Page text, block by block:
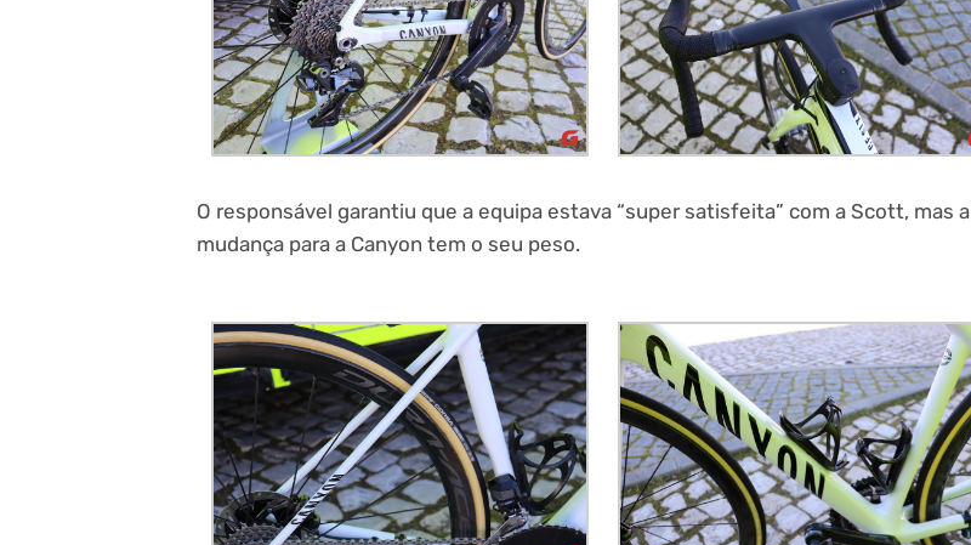
O responsável garantiu que a equipa estava “super satisfeita” com a Scott, mas a
mudança para a Canyon tem o seu peso.